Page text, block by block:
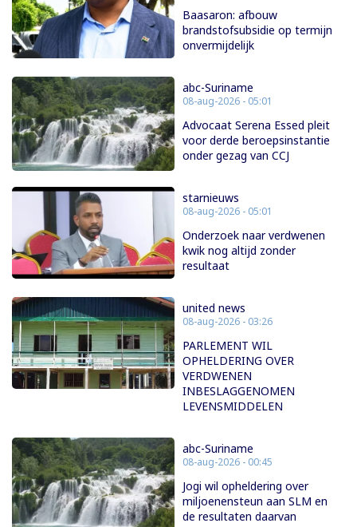
Baasaron: afbouw
brandstofsubsidie op termijn
onvermijdelijk
abc-Suriname
08-aug-2026 - 05:01
Advocaat Serena Essed pleit
voor derde beroepsinstantie
onder gezag van CCJ
starnieuws
08-aug-2026 - 05:01
Onderzoek naar verdwenen
kwik nog altijd zonder
resultaat
united news
08-aug-2026 - 03:26
PARLEMENT WIL
OPHELDERING OVER
VERDWENEN
INBESLAGGENOMEN
LEVENSMIDDELEN
abc-Suriname
08-aug-2026 - 00:45
Jogi wil opheldering over
miljoenensteun aan SLM en
de resultaten daarvan